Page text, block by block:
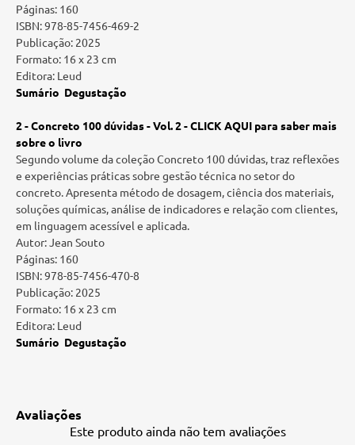
Páginas: 160
ISBN: 978-85-7456-469-2
Publicação: 2025
Formato: 16 x 23 cm
Editora: Leud
Sumário Degustação
2 -Concreto 100 dúvidas - Vol. 2 - CLICK AQUI para saber mais
sobre o livro
Segundo volume da coleção Concreto 100 dúvidas, traz reflexões
e experiências práticas sobre gestão técnica no setor do
concreto. Apresenta método de dosagem, ciência dos materiais,
soluções químicas, análise de indicadores e relação com clientes,
em linguagem acessível e aplicada.
Autor: Jean Souto
Páginas: 160
ISBN: 978-85-7456-470-8
Publicação: 2025
Formato: 16 x 23 cm
Editora: Leud
Sumário Degustação
Avaliações
Este produto ainda não tem avaliações